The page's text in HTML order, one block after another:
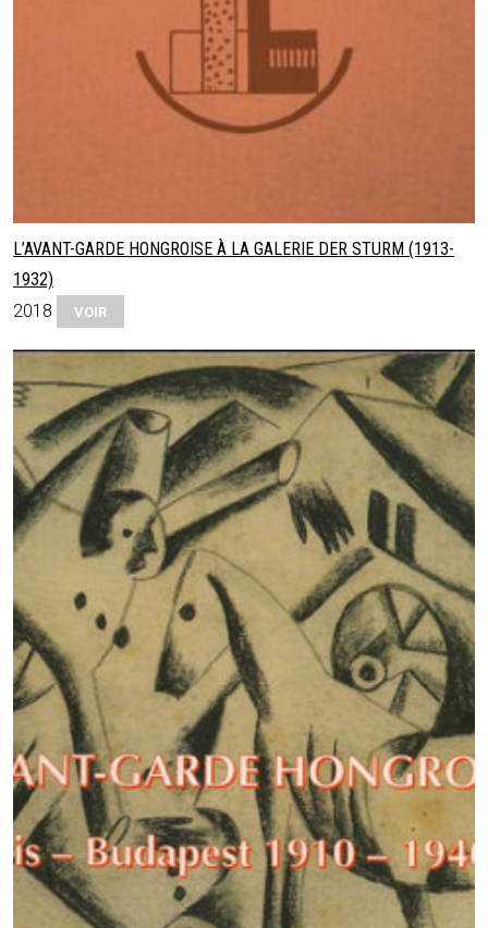
L’AVANT-GARDE HONGROISE À LA GALERIE DER STURM (1913-
1932)
2018
VOIR